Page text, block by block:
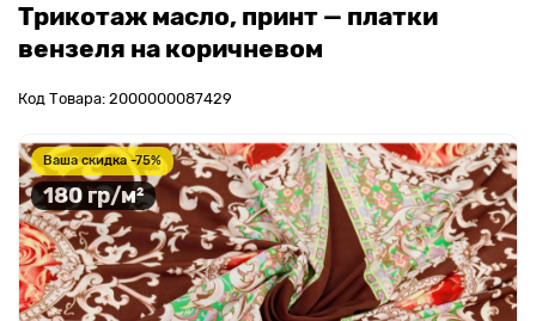
Трикотаж масло, принт — платки
вензеля на коричневом
Код Товара: 2000000087429
Ваша скидка -75%
180 гр/м²